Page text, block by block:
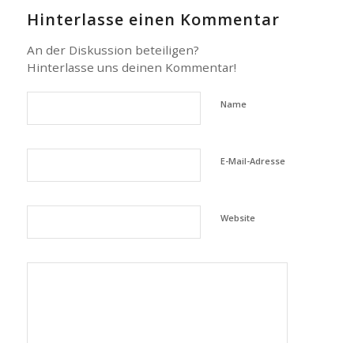
Hinterlasse einen Kommentar
An der Diskussion beteiligen?
Hinterlasse uns deinen Kommentar!
Name
E-Mail-Adresse
Website